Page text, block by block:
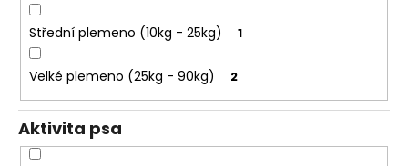
Střední plemeno (10kg - 25kg) 1
Velké plemeno (25kg - 90kg) 2
Aktivita psa
?